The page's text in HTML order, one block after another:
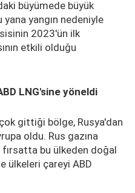
büyümede büyük
yangın nedeniyle
2023'ün ilk
etkili olduğu
LNG'sine yöneldi
gittiği bölge, Rusya'dan
oldu. Rus gazına
bu ülkeden doğal
ülkeleri çareyi ABD